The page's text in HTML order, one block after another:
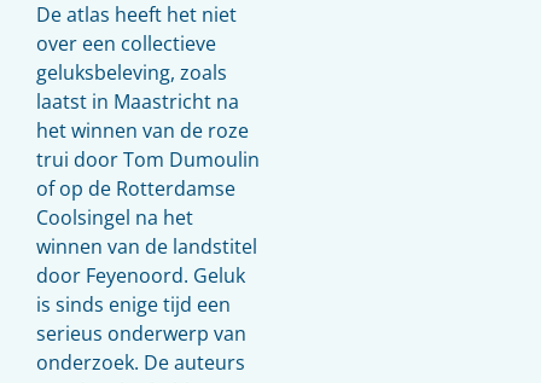
De atlas heeft het niet
over een collectieve
geluksbeleving, zoals
laatst in Maastricht na
het winnen van de roze
trui door Tom Dumoulin
of op de Rotterdamse
Coolsingel na het
winnen van de landstitel
door Feyenoord. Geluk
is sinds enige tijd een
serieus onderwerp van
onderzoek. De auteurs